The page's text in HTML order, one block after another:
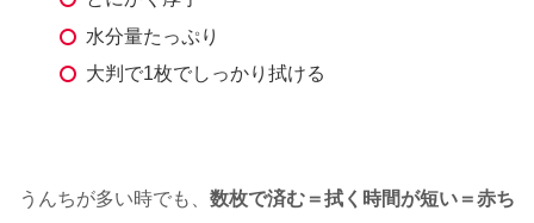
水分量たっぷり
大判で1枚でしっかり拭ける
うんちが多い時でも、 数枚で済む＝拭く時間が短い＝赤ち